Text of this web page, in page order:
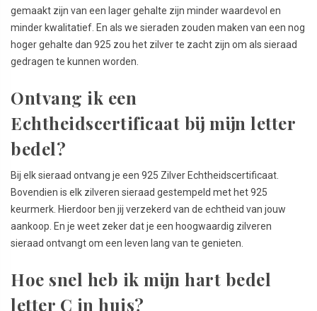
gemaakt zijn van een lager gehalte zijn minder waardevol en
minder kwalitatief. En als we sieraden zouden maken van een nog
hoger gehalte dan 925 zou het zilver te zacht zijn om als sieraad
gedragen te kunnen worden.
Ontvang ik een
Echtheidscertificaat bij mijn letter
bedel?
Bij elk sieraad ontvang je een 925 Zilver Echtheidscertificaat.
Bovendien is elk zilveren sieraad gestempeld met het 925
keurmerk. Hierdoor ben jij verzekerd van de echtheid van jouw
aankoop. En je weet zeker dat je een hoogwaardig zilveren
sieraad ontvangt om een leven lang van te genieten.
Hoe snel heb ik mijn hart bedel
letter C in huis?